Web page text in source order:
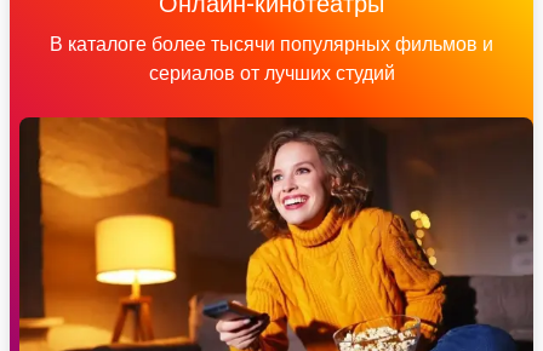
В каталоге более тысячи популярных фильмов и
сериалов от лучших студий